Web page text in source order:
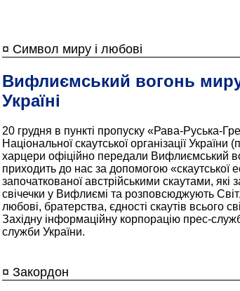
¤ Символ миру і любові
Вифлиємський вогонь
Україні
20 грудня в пункті пропуску «Рава-Руська-
Національної скаутської організації України
харцери офіційно передали Вифлиємський
приходить до нас за допомогою «скаутської
започаткованої австрійськими скаутами, які
свічечки у Вифлиємі та розповсюджують
любові, братерства, єдності скаутів всього
Західну інформаційну корпорацію прес-
служби України.
¤ Закордон